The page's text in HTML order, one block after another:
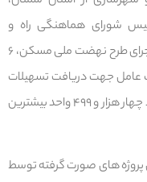
شورای هماهنگی راه و
شهرسازی استان سمنان اظهار کرد: از ابتدای اجرای طرح نهضت ملی مسکن، ۶
بانک عامل جهت دریافت تسهیلات
منعقد کرده‌اند که بانک مسکن با عقد قرارداد چهار هزار و ۴۹۹ واحد بیشترین
های صورت گرفته توسط